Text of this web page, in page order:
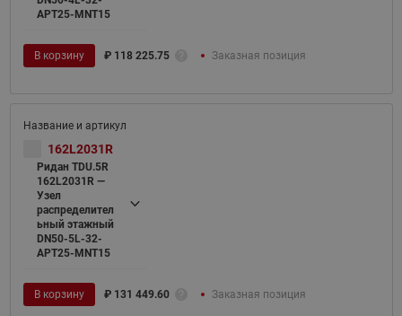
APT25-MNT15
В корзину ₽ 118 225.75 Заказная позиция
162L2031R
Ридан TDU.5R
162L2031R —
Узел
распределител
ьный этажный
DN50-5L-32-
APT25-MNT15
В корзину ₽ 131 449.60 Заказная позиция